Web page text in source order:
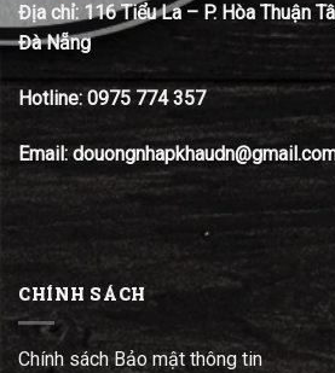
Địa chỉ: 116 Tiểu La – P. Hòa Thuận
Đà Nẵng
Hotline: 0975 774 357
Email:
CHÍNH SÁCH
Chính sách Bảo mật thông tin